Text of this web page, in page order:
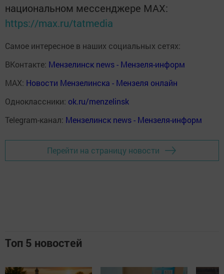
национальном мессенджере MАХ:
https://max.ru/tatmedia
Самое интересное в наших социальных сетях:
ВКонтакте: Мензелинск news - Мензеля-информ
MAX: Новости Мензелинска - Мензеля онлайн
Одноклассники: ok.ru/menzelinsk
Telegram-канал: Мензелинск news - Мензеля-информ
Перейти на страницу новости
Топ 5 новостей